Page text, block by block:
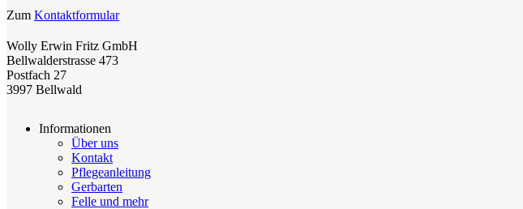
Zum Kontaktformular
Wolly Erwin Fritz GmbH
Bellwalderstrasse 473
Postfach 27
3997 Bellwald
Informationen
Über uns
Kontakt
Pflegeanleitung
Gerbarten
Felle und mehr